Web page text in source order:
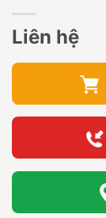
Liên hệ